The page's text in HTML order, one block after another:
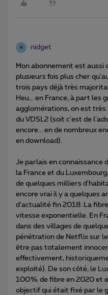
N nidget
Mon abonnement est aussi
plusieurs fois plus cher
trois pays déjà très
Heu... en France, à part les
agglomérations, on est
du VDSL2 (soit c'est de
encore... en de nombreux
en download).
Je parlais en connaissance
la France et du
de quelques milliers
encore vrai il y a quelques
d'actualité fin 2018. La
vitesse exponentielle. En
dans des villages de
pénétration de Netflix sur
être pas totalement
effectivement,
exploité). De son côté, le
100% de fibre en 2020 et
objectif qui était fixé par le